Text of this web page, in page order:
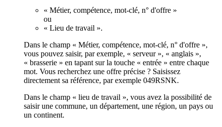
« Métier, compétence, mot-clé, n° d'offre »
ou
« Lieu de travail ».
Dans le champ « Métier, compétence, mot-clé, n° d'offre »,
vous pouvez saisir, par exemple, « serveur », « anglais »,
« brasserie » en tapant sur la touche « entrée » entre chaque
mot. Vous recherchez une offre précise ? Saisissez
directement sa référence, par exemple 049RSNK.
Dans le champ « lieu de travail », vous avez la possibilité de
saisir une commune, un département, une région, un pays ou
un continent.